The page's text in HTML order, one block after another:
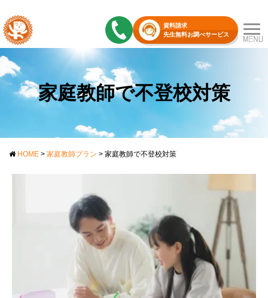
資料請求
先生無料お調べサービス
家庭教師で不登校対策
HOME > 家庭教師プラン > 家庭教師で不登校対策